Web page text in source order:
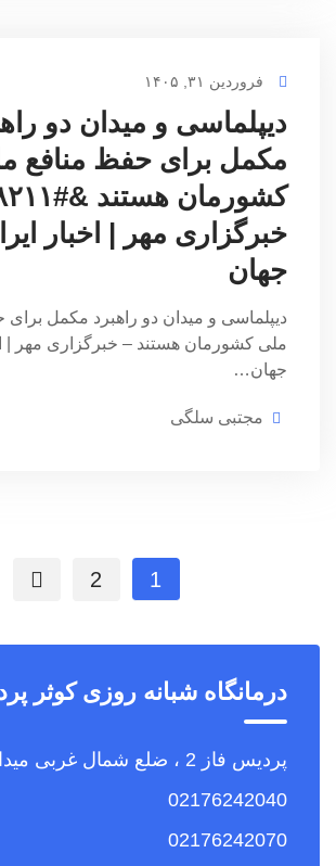
فروردین ۳۱, ۱۴۰۵
دیپلماسی و میدان دو
مکمل برای حفظ منافع
خبرگزاری مهر | اخبار
جهان
دیپلماسی و میدان دو راهبرد مکمل
ملی کشورمان هستند – خبرگزاری مهر |
جهان…
مجتبی سلگی
1
2
درمانگاه شبانه روزی کوثر
پردیس فاز 2 ، ضلع شمال غربی میدان امام
02176242040
02176242070